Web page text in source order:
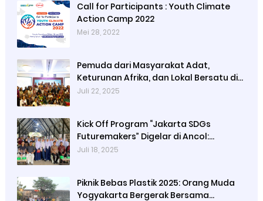
Call for Participants : Youth Climate
Action Camp 2022
Mei 28, 2022
Pemuda dari Masyarakat Adat,
Keturunan Afrika, dan Lokal Bersatu di
Bali untuk Memimpin Gerakan Global
Juli 22, 2025
Kick Off Program “Jakarta SDGs
Futuremakers” Digelar di Ancol:
Menumbuhkan Generasi Muda Peduli
Juli 18, 2025
Piknik Bebas Plastik 2025: Orang Muda
Yogyakarta Bergerak Bersama